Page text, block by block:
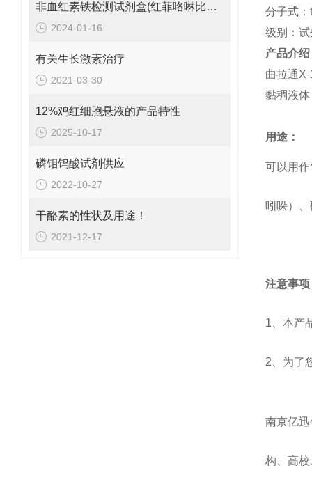
非血红素铁检测试剂盒(红菲咯啉比色法)使用注意事项:
2024-01-16
有关生长激素治疗
2021-03-30
12%鸡红细胞悬液的产品特性
2025-10-17
磷钼钨酸试剂供应
2022-10-27
干酪素的性状及用途！
2021-12-17
分子式：
级别： 试
产品介绍
曲拉通
黏稠液
用途：
可以用
吲哚）
注意事项
1、 本产
2、 为了
南京亿
构、高